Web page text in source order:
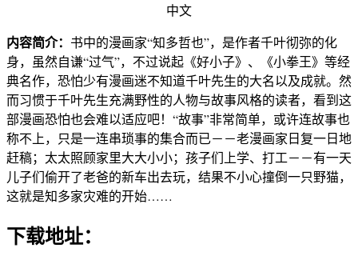
中文
内容简介： 书中的漫画家“知多哲也”，是作者千叶彻弥的化
身，虽然自谦“过气”，不过说起《好小子》、《小拳王》等经
典名作，恐怕少有漫画迷不知道千叶先生的大名以及成就。然
而习惯于千叶先生充满野性的人物与故事风格的读者，看到这
部漫画恐怕也会难以适应吧！“故事”非常简单，或许连故事也
称不上，只是一连串琐事的集合而已－－老漫画家日复一日地
赶稿；太太照顾家里大大小小；孩子们上学、打工－－有一天
儿子们偷开了老爸的新车出去玩，结果不小心撞倒一只野猫，
这就是知多家灾难的开始……
下载地址：